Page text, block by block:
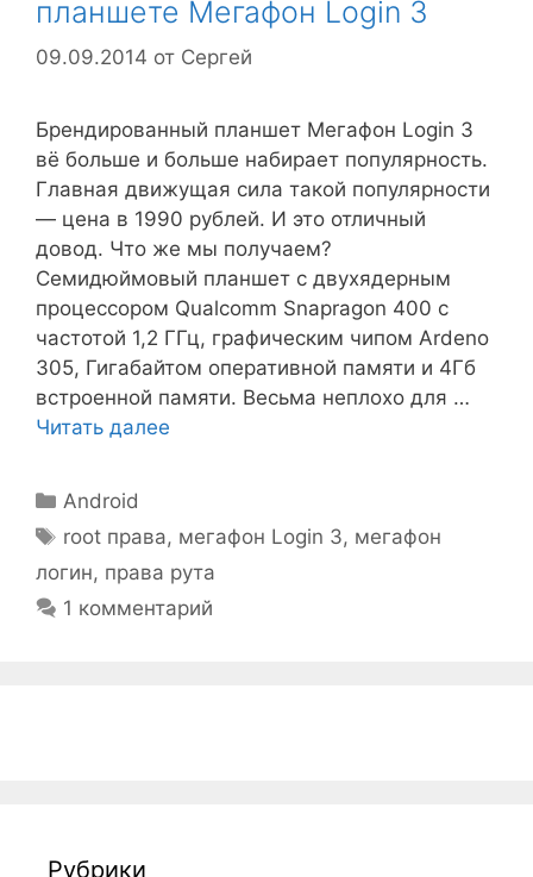
планшете Мегафон Login 3
09.09.2014 от Сергей
Брендированный планшет Мегафон Login 3
вё больше и больше набирает популярность.
Главная движущая сила такой популярности
— цена в 1990 рублей. И это отличный
довод. Что же мы получаем?
Семидюймовый планшет с двухядерным
процессором Qualcomm Snapragon 400 с
частотой 1,2 ГГц, графическим чипом Ardeno
305, Гигабайтом оперативной памяти и 4Гб
встроенной памяти. Весьма неплохо для …
Читать далее
Рубрики
Android
Метки
root права, мегафон Login 3, мегафон
логин, права рута
1 комментарий
Рубрики